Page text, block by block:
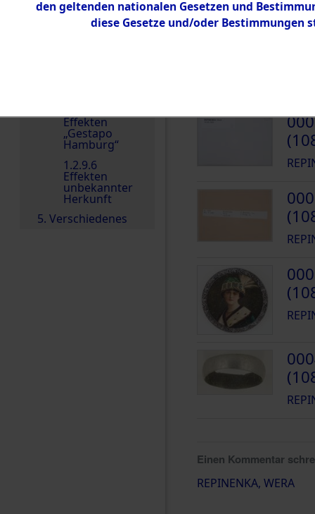
Dokument
Effekten
„Gestapo
Hamburg“
1.2.9.6
Effekten
unbekannter
Herkunft
5. Verschiedenes
Häftlingsnummer
5260
Einen Kommentar
REPINENKA, WERA
den geltenden nationalen Gesetzen und
diese Gesetze und/oder Bestimmungen